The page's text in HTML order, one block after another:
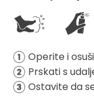
Operite i
Prskati s
Ostavite da